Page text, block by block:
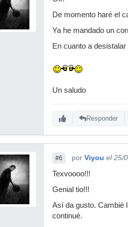
De momento haré el
Ya he mandado un
En cuanto a
Un saludo
Responder
#6 por Viyou el 25/
Texvoooo!!!
Genial tio!!!
Así da gusto. Cambié
continué.